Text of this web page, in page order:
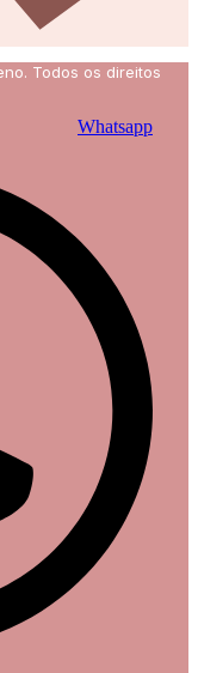
Todos os direitos
Whatsapp